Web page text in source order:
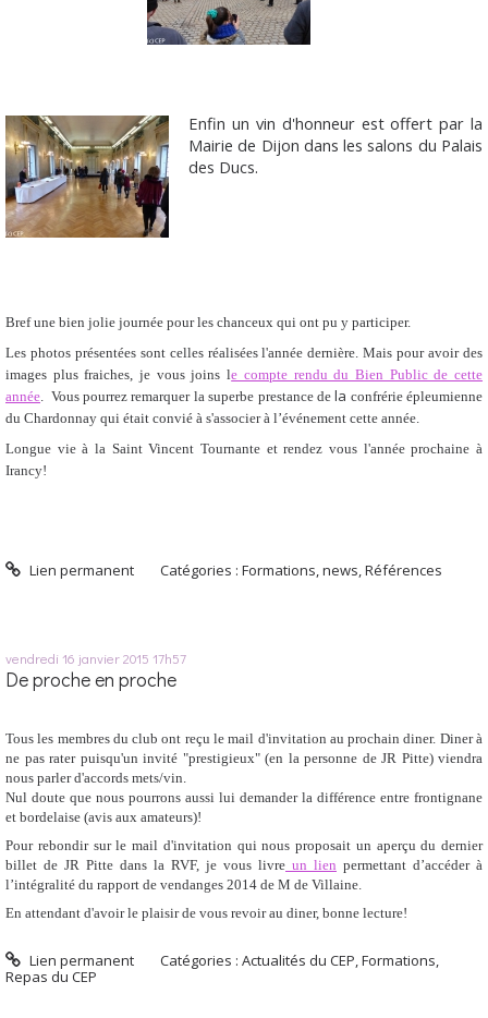
Enfin un vin d'honneur est offert par la
Mairie de Dijon dans les salons du Palais
des Ducs.
Bref une bien jolie journée pour les chanceux qui ont pu y participer.
Les photos présentées sont celles réalisées l'année dernière. Mais pour avoir des
images plus fraiches, je vous joins le compte rendu du Bien Public de cette
année . Vous pourrez remarquer la superbe prestance de la confrérie épleumienne
du Chardonnay qui était convié à s'associer à l’événement cette année.
Longue vie à la Saint Vincent Tournante et rendez vous l'année prochaine à
Irancy!
Lien permanent Catégories :Formations ,news ,Références
vendredi 16 janvier 2015 17h57
De proche en proche
Tous les membres du club ont reçu le mail d'invitation au prochain diner. Diner à
ne pas rater puisqu'un invité "prestigieux" (en la personne de JR Pitte) viendra
nous parler d'accords mets/vin.
Nul doute que nous pourrons aussi lui demander la différence entre frontignane
et bordelaise (avis aux amateurs)!
Pour rebondir sur le mail d'invitation qui nous proposait un aperçu du dernier
billet de JR Pitte dans la RVF, je vous livre un lien permettant d’accéder à
l’intégralité du rapport de vendanges 2014 de M de Villaine.
En attendant d'avoir le plaisir de vous revoir au diner, bonne lecture!
Lien permanent Catégories :Actualités du CEP,Formations,
Repas du CEP